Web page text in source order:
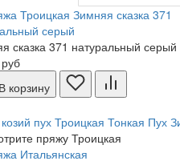
сказка 371 натуральный серый
В корзину
пух Троицкая Тонкая Пух
пряжу Троицкая